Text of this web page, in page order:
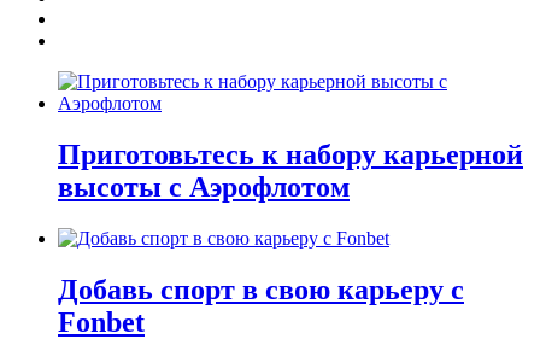
Приготовьтесь к набору карьерной
высоты с Аэрофлотом
Добавь спорт в свою карьеру с
Fonbet